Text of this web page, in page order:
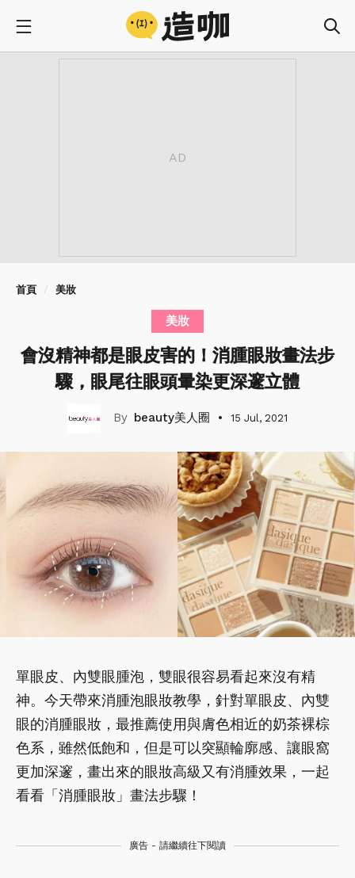
首頁 美妝
美妝
會沒精神都是眼皮害的！消腫眼妝畫法步
驟，眼尾往眼頭暈染更深邃立體
beauty美人圈 15 Jul, 2021
單眼皮、內雙眼腫泡，雙眼很容易看起來沒有精
神。今天帶來消腫泡眼妝教學，針對單眼皮、內雙
眼的消腫眼妝，最推薦使用與膚色相近的奶茶裸棕
色系，雖然低飽和，但是可以突顯輪廓感、讓眼窩
更加深邃，畫出來的眼妝高級又有消腫效果，一起
看看「消腫眼妝」畫法步驟！
廣告 - 請繼續往下閱讀